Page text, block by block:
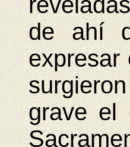
de ahí
grave el